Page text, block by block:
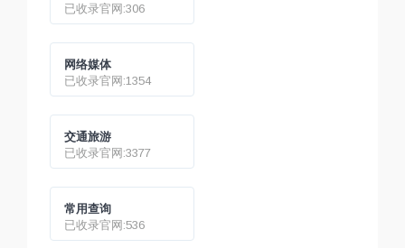
已收录官网:306
网络媒体
已收录官网:1354
交通旅游
已收录官网:3377
常用查询
已收录官网:536